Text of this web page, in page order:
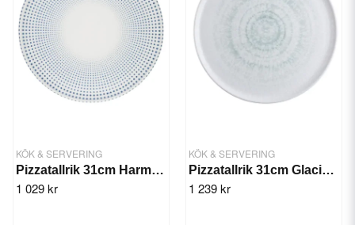
KÖK & SERVERING
Pizzatallrik 31cm Harmony Mesa - 6st/fp
1 029 kr
KÖK & SERVERING
Pizzatallrik 31cm Glacier Mesa - 6st/fp
1 239 kr